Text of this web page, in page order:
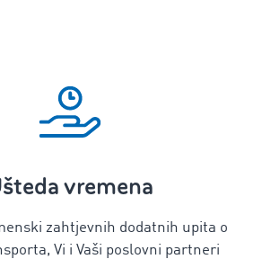
vremena
zahtjevnih dodatnih upita o
Vi i Vaši poslovni partneri